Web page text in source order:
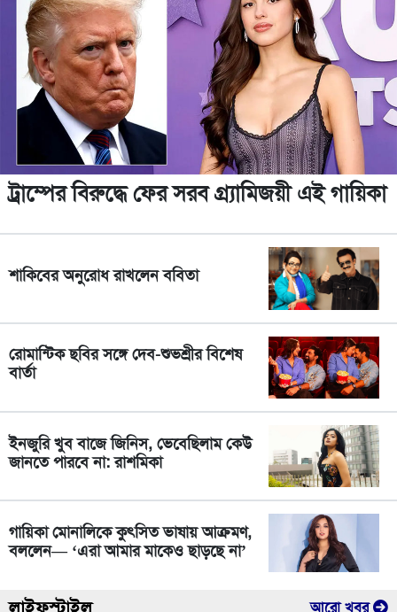
ট্রাম্পের বিরুদ্ধে ফের সরব গ্র্যামিজয়ী এই গায়িকা
শাকিবের অনুরোধ রাখলেন ববিতা
রোমান্টিক ছবির সঙ্গে দেব-শুভশ্রীর বিশেষ
বার্তা
ইনজুরি খুব বাজে জিনিস, ভেবেছিলাম কেউ
জানতে পারবে না: রাশমিকা
গায়িকা মোনালিকে কুৎসিত ভাষায় আক্রমণ,
বললেন— ‘এরা আমার মাকেও ছাড়ছে না’
আরো খবর